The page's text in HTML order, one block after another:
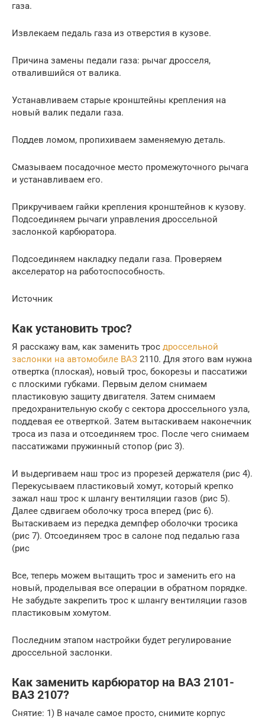
газа.
Извлекаем педаль газа из отверстия в кузове.
Причина замены педали газа: рычаг дросселя,
отвалившийся от валика.
Устанавливаем старые кронштейны крепления на
новый валик педали газа.
Поддев ломом, пропихиваем заменяемую деталь.
Смазываем посадочное место промежуточного рычага
и устанавливаем его.
Прикручиваем гайки крепления кронштейнов к кузову.
Подсоединяем рычаги управления дроссельной
заслонкой карбюратора.
Подсоединяем накладку педали газа. Проверяем
акселератор на работоспособность.
Источник
Как установить трос?
Я расскажу вам, как заменить трос дроссельной
заслонки на автомобиле ВАЗ 2110. Для этого вам нужна
отвертка (плоская), новый трос, бокорезы и пассатижи
с плоскими губками. Первым делом снимаем
пластиковую защиту двигателя. Затем снимаем
предохранительную скобу с сектора дроссельного узла,
поддевая ее отверткой. Затем вытаскиваем наконечник
троса из паза и отсоединяем трос. После чего снимаем
пассатижами пружинный стопор (рис 3).
И выдергиваем наш трос из прорезей держателя (рис 4).
Перекусываем пластиковый хомут, который крепко
зажал наш трос к шлангу вентиляции газов (рис 5).
Далее сдвигаем оболочку троса вперед (рис 6).
Вытаскиваем из передка демпфер оболочки тросика
(рис 7). Отсоединяем трос в салоне под педалью газа
(рис
Все, теперь можем вытащить трос и заменить его на
новый, проделывая все операции в обратном порядке.
Не забудьте закрепить трос к шлангу вентиляции газов
пластиковым хомутом.
Последним этапом настройки будет регулирование
дроссельной заслонки.
Как заменить карбюратор на ВАЗ 2101-
ВАЗ 2107?
Снятие: 1) В начале самое просто, снимите корпус